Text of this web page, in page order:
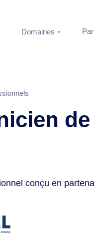
Domaines
conçu en